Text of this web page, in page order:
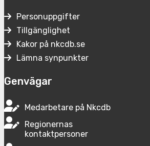
Personuppgifter
Tillgänglighet
Kakor på nkcdb.se
Lämna synpunkter
Genvägar
Medarbetare på Nkcdb
Regionernas
kontaktpersoner